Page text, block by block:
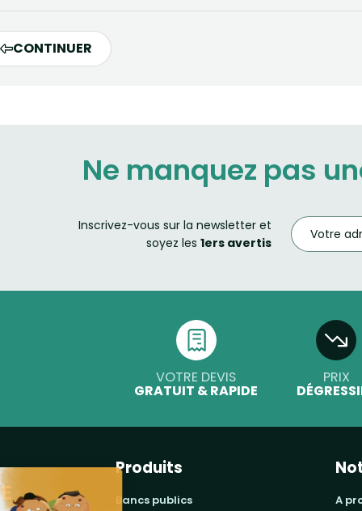
CONTINUER
Ne manquez pas
Inscrivez-vous sur la newsletter et
soyez les 1ers avertis
VOTRE DEVIS
GRATUIT & RAPIDE
PRIX
Produits
bancs publics
a